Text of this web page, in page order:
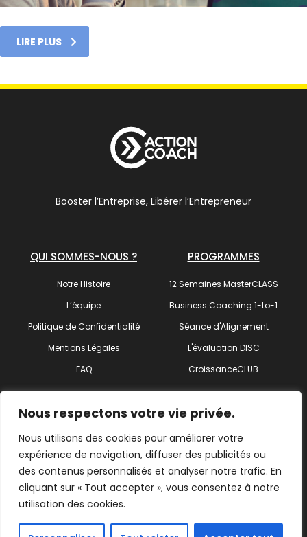
Nous respectons votre vie privée.
Nous utilisons des cookies pour améliorer votre
expérience de navigation, diffuser des publicités ou
des contenus personnalisés et analyser notre trafic. En
cliquant sur « Tout accepter », vous consentez à notre
utilisation des cookies.
LIRE PLUS
Booster l’Entreprise, Libérer l’Entrepreneur
QUI SOMMES-NOUS ?
Notre Histoire
L’équipe
Politique de Confidentialité
Mentions Légales
FAQ
PROGRAMMES
12 Semaines MasterCLASS
Business Coaching 1-to-1
Séance d'Alignement
L'évaluation DISC
CroissanceCLUB
Trouvez votre coach